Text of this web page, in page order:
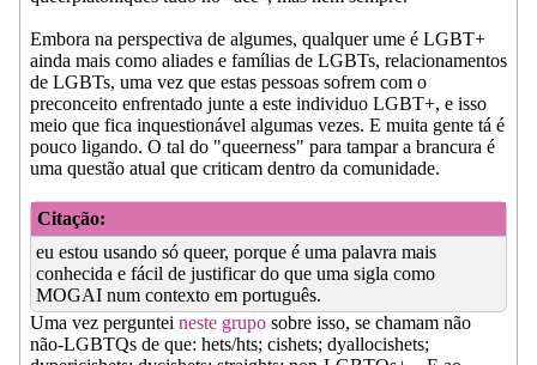
Embora na perspectiva de algumes, qualquer ume é LGBT+
ainda mais como aliades e famílias de LGBTs, relacionamentos
de LGBTs, uma vez que estas pessoas sofrem com o
preconceito enfrentado junte a este individuo LGBT+, e isso
meio que fica inquestionável algumas vezes. E muita gente tá é
pouco ligando. O tal do "queerness" para tampar a brancura é
uma questão atual que criticam dentro da comunidade.
Citação:
eu estou usando só queer, porque é uma palavra mais
conhecida e fácil de justificar do que uma sigla como
MOGAI num contexto em português.
Uma vez perguntei neste grupo sobre isso, se chamam não
não-LGBTQs de que: hets/hts; cishets; dyallocishets;